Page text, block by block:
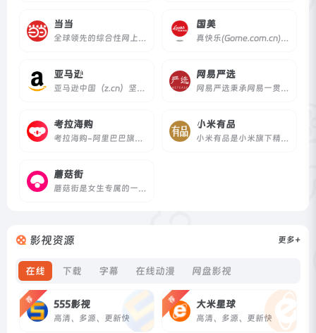
当当
全球领先的综合性网上购物中心。超过100万种商品在线热销！图书、音像、母婴、美妆、家居、数码3C、服装、鞋包等几十大类，正品行货，低至2折，700多城市货到付款，（全场购物满59元免运费。当当网一贯秉承提升顾客体验的承诺，自助退换货便捷又放心）。
国美
真快乐(Gome.com.cn)国美电器唯一官方网上商城，中国领先的专业家电网购平台.全球品牌电视、洗衣机、电脑、手机、数码、空调、电脑配件、生活电器、网络产品等正品行货，更低价格，更快送达，为您提供便捷、诚信的服务.
亚马逊
亚马逊中国（z.cn）坚持“以客户为中心”的理念，秉承“天天低价，正品行货”信念，销售图书、电脑、数码家电、母婴百货、服饰箱包等上千万种产品。亚马逊中国提供专业服务：正品行货天天低价，机打发票全国联保。货到付款，30天内可退换货。亚马逊为中国消费者提供便利、快捷的网购体验。
网易严选
网易严选秉承网易一贯的严谨态度，深入世界各地，严格把关所有商品的产地、工艺、原材料，甄选居家、厨房、饮食等各类商品，力求给你最优质的商品。
考拉海购
考拉海购-阿里巴巴旗下以跨境业务为主的会员电商，主打官方自营，全球直采的模式，为会员精选全球品质好货，保证极致性价比，全方位服务黑卡会员。
小米有品
小米有品是小米旗下精品生活电商平台，也是小米“新零售”战略的重要一环。依托小米生态链体系，延续小米的“爆品”模式，致力于将“小米式的性价比”延伸到更广泛的家居生活领域。
蘑菇街
蘑菇街是女生专属的一站式消费平台。这里有上万个精通购物和穿搭的时尚达人，每天在直播间里推荐当季值得买的时尚好物、限时折扣的品牌商品以及源自工厂的性价比好货。蘑菇街的商品均由平台官方审核供应商资质和品质，让消费者轻松享受变美体验。
影视资源
在线 下载 字幕 在线动漫 网盘影视
更多+
荐 555影视
高清、多源、更新快
荐 大米星球
高清、多源、更新快